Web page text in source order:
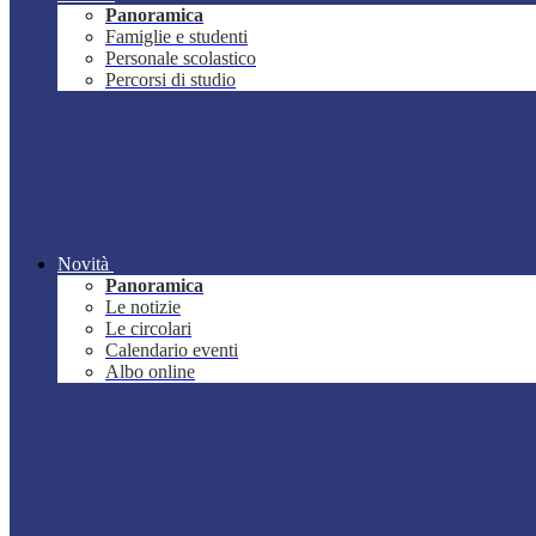
Panoramica
Famiglie e studenti
Personale scolastico
Percorsi di studio
Novità
Panoramica
Le notizie
Le circolari
Calendario eventi
Albo online